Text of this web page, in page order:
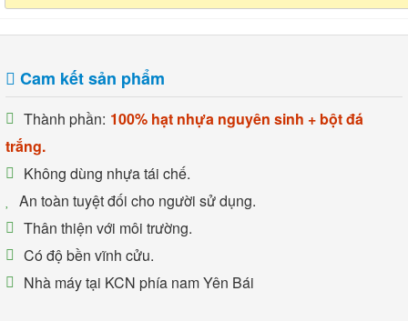
Cam kết sản phẩm
Thành phần: 100% hạt nhựa nguyên sinh + bột đá
trắng.
Không dùng nhựa tái chế.
An toàn tuyệt đối cho người sử dụng.
Thân thiện với môi trường.
Có độ bền vĩnh cửu.
Nhà máy tại KCN phía nam Yên Bái